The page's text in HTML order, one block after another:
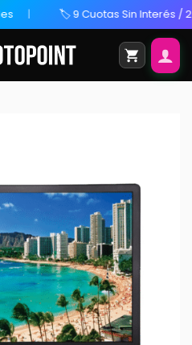
🏷️ 9 Cuotas Sin Interés / 20%